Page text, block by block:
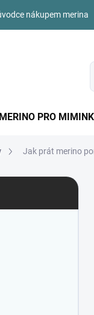
nákupem merina
MERINO PRO
Jak prát merino